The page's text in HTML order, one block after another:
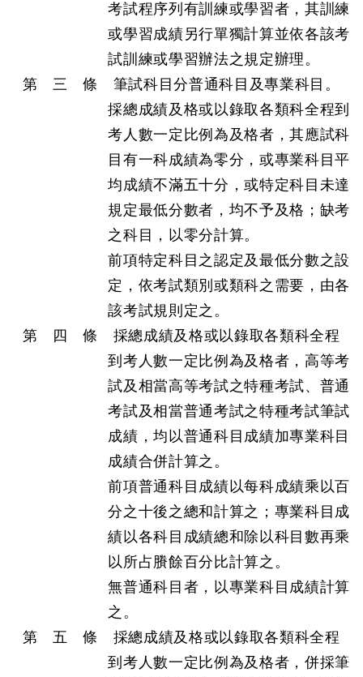
考試程序列有訓練或學習者，其訓練
或學習成績另行單獨計算並依各該考
試訓練或學習辦法之規定辦理。
第 三 條 筆試科目分普通科目及專業科目。
採總成績及格或以錄取各類科全程到
考人數一定比例為及格者，其應試科
目有一科成績為零分，或專業科目平
均成績不滿五十分，或特定科目未達
規定最低分數者，均不予及格；缺考
之科目，以零分計算。
前項特定科目之認定及最低分數之設
定，依考試類別或類科之需要，由各
該考試規則定之。
第 四 條 採總成績及格或以錄取各類科全程
到考人數一定比例為及格者，高等考
試及相當高等考試之特種考試、普通
考試及相當普通考試之特種考試筆試
成績，均以普通科目成績加專業科目
成績合併計算之。
前項普通科目成績以每科成績乘以百
分之十後之總和計算之；專業科目成
績以各科目成績總和除以科目數再乘
以所占賸餘百分比計算之。
無普通科目者，以專業科目成績計算
之。
第 五 條 採總成績及格或以錄取各類科全程
到考人數一定比例為及格者，併採筆